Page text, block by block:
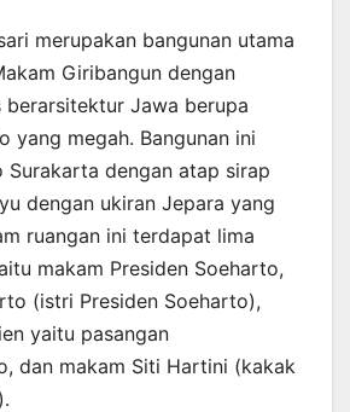
merupakan bangunan utama
Giribangun dengan
berarsitektur Jawa berupa
yang megah. Bangunan ini
dengan atap sirap
dengan ukiran Jepara yang
ruangan ini terdapat lima
makam Presiden Soeharto,
(istri Presiden Soeharto),
yaitu pasangan
dan makam Siti Hartini (kakak